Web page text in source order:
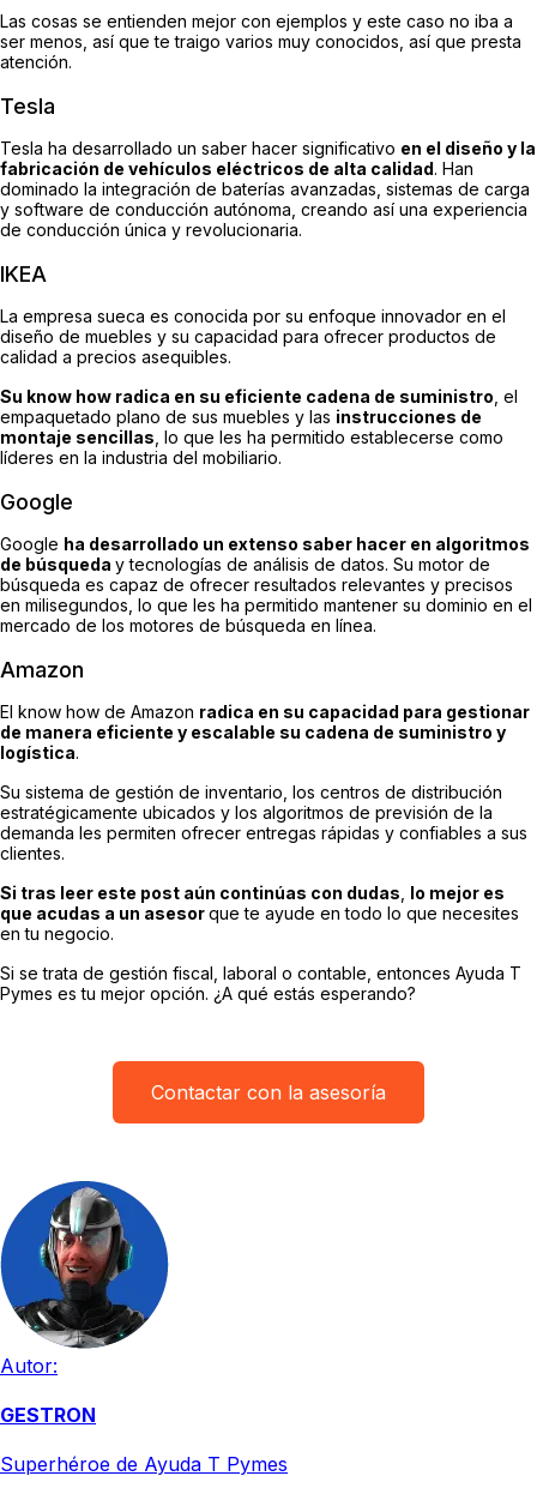
Las cosas se entienden mejor con ejemplos y este caso no iba a
ser menos, así que te traigo varios muy conocidos, así que presta
atención.
Tesla
Tesla ha desarrollado un saber hacer significativo en el diseño y la
fabricación de vehículos eléctricos de alta calidad. Han
dominado la integración de baterías avanzadas, sistemas de carga
y software de conducción autónoma, creando así una experiencia
de conducción única y revolucionaria.
IKEA
La empresa sueca es conocida por su enfoque innovador en el
diseño de muebles y su capacidad para ofrecer productos de
calidad a precios asequibles.
Su know how radica en su eficiente cadena de suministro , el
empaquetado plano de sus muebles y las instrucciones de
montaje sencillas , lo que les ha permitido establecerse como
líderes en la industria del mobiliario.
Google
Google ha desarrollado un extenso saber hacer en algoritmos
de búsqueda y tecnologías de análisis de datos. Su motor de
búsqueda es capaz de ofrecer resultados relevantes y precisos
en milisegundos, lo que les ha permitido mantener su dominio en el
mercado de los motores de búsqueda en línea.
Amazon
El know how de Amazon radica en su capacidad para gestionar
de manera eficiente y escalable su cadena de suministro y
logística.
Su sistema de gestión de inventario, los centros de distribución
estratégicamente ubicados y los algoritmos de previsión de la
demanda les permiten ofrecer entregas rápidas y confiables a sus
clientes.
Si tras leer este post aún continúas con dudas lo mejor es
que acudas a un asesorque te ayude en todo lo que necesites
en tu negocio.
Si se trata de gestión fiscal, laboral o contable, entonces Ayuda T
Pymes es tu mejor opción. ¿A qué estás esperando?
Contactar con la asesoría
Autor:
GESTRON
Superhéroe de Ayuda T Pymes